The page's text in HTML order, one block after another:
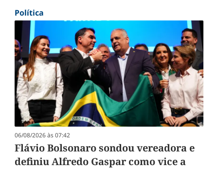
Política
06/08/2026 às 07:42
Flávio Bolsonaro sondou vereadora e
definiu Alfredo Gaspar como vice a